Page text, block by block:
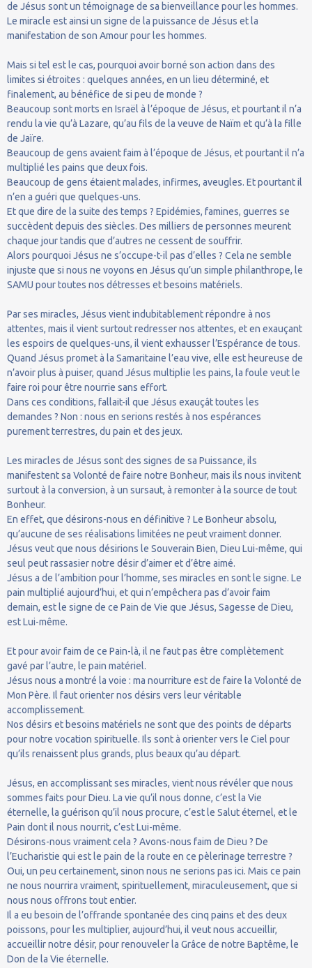
de Jésus sont un témoignage de sa bienveillance pour les hommes.
Le miracle est ainsi un signe de la puissance de Jésus et la
manifestation de son Amour pour les hommes.
Mais si tel est le cas, pourquoi avoir borné son action dans des
limites si étroites : quelques années, en un lieu déterminé, et
finalement, au bénéfice de si peu de monde ?
Beaucoup sont morts en Israël à l’époque de Jésus, et pourtant il n’a
rendu la vie qu’à Lazare, qu’au fils de la veuve de Naïm et qu’à la fille
de Jaïre.
Beaucoup de gens avaient faim à l’époque de Jésus, et pourtant il n’a
multiplié les pains que deux fois.
Beaucoup de gens étaient malades, infirmes, aveugles. Et pourtant il
n’en a guéri que quelques-uns.
Et que dire de la suite des temps ? Epidémies, famines, guerres se
succèdent depuis des siècles. Des milliers de personnes meurent
chaque jour tandis que d’autres ne cessent de souffrir.
Alors pourquoi Jésus ne s’occupe-t-il pas d’elles ? Cela ne semble
injuste que si nous ne voyons en Jésus qu’un simple philanthrope, le
SAMU pour toutes nos détresses et besoins matériels.
Par ses miracles, Jésus vient indubitablement répondre à nos
attentes, mais il vient surtout redresser nos attentes, et en exauçant
les espoirs de quelques-uns, il vient exhausser l’Espérance de tous.
Quand Jésus promet à la Samaritaine l’eau vive, elle est heureuse de
n’avoir plus à puiser, quand Jésus multiplie les pains, la foule veut le
faire roi pour être nourrie sans effort.
Dans ces conditions, fallait-il que Jésus exauçât toutes les
demandes ? Non : nous en serions restés à nos espérances
purement terrestres, du pain et des jeux.
Les miracles de Jésus sont des signes de sa Puissance, ils
manifestent sa Volonté de faire notre Bonheur, mais ils nous invitent
surtout à la conversion, à un sursaut, à remonter à la source de tout
Bonheur.
En effet, que désirons-nous en définitive ? Le Bonheur absolu,
qu’aucune de ses réalisations limitées ne peut vraiment donner.
Jésus veut que nous désirions le Souverain Bien, Dieu Lui-même, qui
seul peut rassasier notre désir d’aimer et d’être aimé.
Jésus a de l’ambition pour l’homme, ses miracles en sont le signe. Le
pain multiplié aujourd’hui, et qui n’empêchera pas d’avoir faim
demain, est le signe de ce Pain de Vie que Jésus, Sagesse de Dieu,
est Lui-même.
Et pour avoir faim de ce Pain-là, il ne faut pas être complètement
gavé par l’autre, le pain matériel.
Jésus nous a montré la voie : ma nourriture est de faire la Volonté de
Mon Père. Il faut orienter nos désirs vers leur véritable
accomplissement.
Nos désirs et besoins matériels ne sont que des points de départs
pour notre vocation spirituelle. Ils sont à orienter vers le Ciel pour
qu’ils renaissent plus grands, plus beaux qu’au départ.
Jésus, en accomplissant ses miracles, vient nous révéler que nous
sommes faits pour Dieu. La vie qu’il nous donne, c’est la Vie
éternelle, la guérison qu’il nous procure, c’est le Salut éternel, et le
Pain dont il nous nourrit, c’est Lui-même.
Désirons-nous vraiment cela ? Avons-nous faim de Dieu ? De
l’Eucharistie qui est le pain de la route en ce pèlerinage terrestre ?
Oui, un peu certainement, sinon nous ne serions pas ici. Mais ce pain
ne nous nourrira vraiment, spirituellement, miraculeusement, que si
nous nous offrons tout entier.
Il a eu besoin de l’offrande spontanée des cinq pains et des deux
poissons, pour les multiplier, aujourd’hui, il veut nous accueillir,
accueillir notre désir, pour renouveler la Grâce de notre Baptême, le
Don de la Vie éternelle.